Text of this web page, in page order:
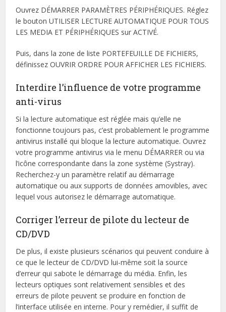
Ouvrez DÉMARRER PARAMÈTRES PÉRIPHÉRIQUES. Réglez
le bouton UTILISER LECTURE AUTOMATIQUE POUR TOUS
LES MEDIA ET PÉRIPHÉRIQUES sur ACTIVÉ.
Puis, dans la zone de liste PORTEFEUILLE DE FICHIERS,
définissez OUVRIR ORDRE POUR AFFICHER LES FICHIERS.
Interdire l’influence de votre programme
anti-virus
Si la lecture automatique est réglée mais qu’elle ne
fonctionne toujours pas, c’est probablement le programme
antivirus installé qui bloque la lecture automatique. Ouvrez
votre programme antivirus via le menu DÉMARRER ou via
l’icône correspondante dans la zone système (Systray).
Recherchez-y un paramètre relatif au démarrage
automatique ou aux supports de données amovibles, avec
lequel vous autorisez le démarrage automatique.
Corriger l’erreur de pilote du lecteur de
CD/DVD
De plus, il existe plusieurs scénarios qui peuvent conduire à
ce que le lecteur de CD/DVD lui-même soit la source
d’erreur qui sabote le démarrage du média. Enfin, les
lecteurs optiques sont relativement sensibles et des
erreurs de pilote peuvent se produire en fonction de
l’interface utilisée en interne. Pour y remédier, il suffit de